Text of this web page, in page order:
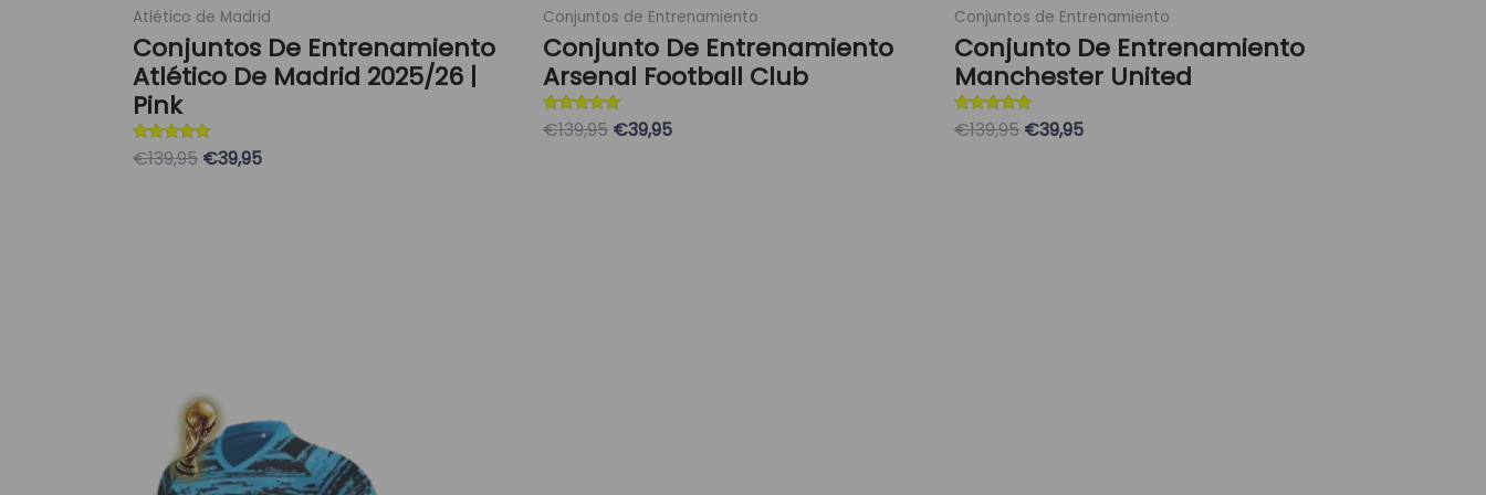
Atlético de Madrid
Conjuntos De Entrenamiento
Atlético De Madrid 2025/26 |
Pink
Valorado con
5
€139,95 €39,95
Conjuntos de Entrenamiento
Conjunto De Entrenamiento
Arsenal Football Club
Valorado con
5
€139,95 €39,95
Conjuntos de Entrenamiento
Conjunto De Entrenamiento
Manchester United
Valorado con
5
€139,95 €39,95
El
precio
original
era:
precio
actual
es:
múltiples